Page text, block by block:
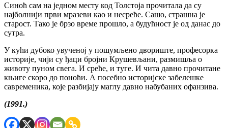
Синоћ сам на једном месту код Толстоја прочитала да су
најболнији први мразеви као и несреће. Сашо, страшна је
старост. Тако је брзо време прошло, а будућност је од данас до
сутра.
У кући дубоко увученој у пошумљено двориште, професорка
историје, чији су ђаци бројни Крушевљани, размишља о
животу пуном свега. И среће, и туге. И чита давно прочитане
књиге скоро до поноћи. А посебно историјске забелешке
савременика, које разбијају маглу давно набубаних офанзива.
(1991.)